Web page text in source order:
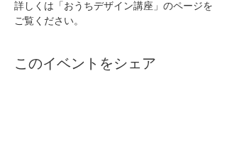
詳しくは「おうちデザイン講座」のページを
ご覧ください。
このイベントをシェア